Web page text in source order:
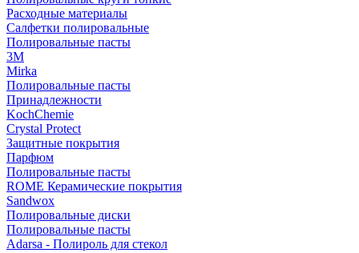
Расходные материалы
Салфетки полировальные
Полировальные пасты
3М
Mirka
Полировальные пасты
Принадлежности
KochChemie
Crystal Protect
Защитные покрытия
Парфюм
Полировальные пасты
ROME Керамические покрытия
Sandwox
Полировальные диски
Полировальные пасты
Adarsa - Полироль для стекол